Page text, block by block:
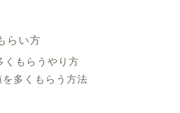
らい方
くもらうやり方
を多くもらう方法